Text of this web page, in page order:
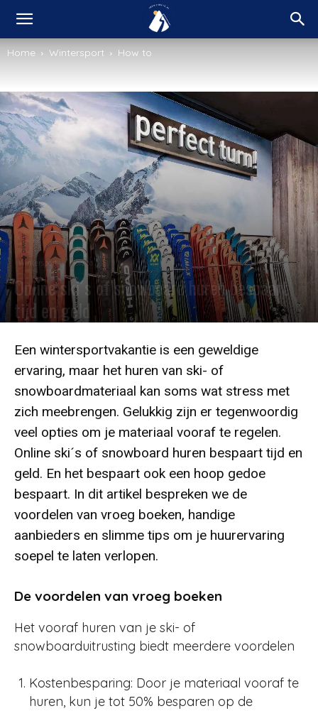
Home Wintersport How to
Wintersport How to
Online ski´s of snowboard huren bespaart
tijd en geld
Een wintersportvakantie is een geweldige
ervaring, maar het huren van ski- of
snowboardmateriaal kan soms wat stress met
zich meebrengen. Gelukkig zijn er tegenwoordig
veel opties om je materiaal vooraf te regelen.
Online ski´s of snowboard huren bespaart tijd en
geld. En het bespaart ook een hoop gedoe
bespaart. In dit artikel bespreken we de
voordelen van vroeg boeken, handige
aanbieders en slimme tips om je huurervaring
soepel te laten verlopen.
De voordelen van vroeg boeken
Het vooraf huren van je ski- of
snowboarduitrusting biedt meerdere voordelen
Kostenbesparing: Door je materiaal vooraf te
huren, kun je tot 50% besparen op de